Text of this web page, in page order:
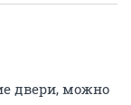
двери, можно